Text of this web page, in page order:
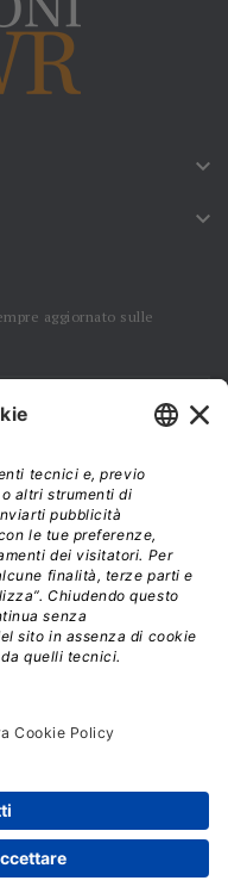


aggiornato sulle
di spedizione
d'uso
Dati: dpo@lswr.it
Milano (MI)